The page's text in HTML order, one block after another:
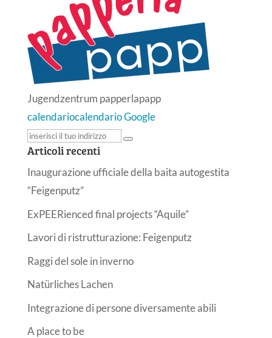
Jugendzentrum papperlapapp
calendariocalendario Google
Articoli recenti
Inaugurazione ufficiale della baita autogestita
“Feigenputz”
ExPEERienced final projects “Aquile”
Lavori di ristrutturazione: Feigenputz
Raggi del sole in inverno
Natürliches Lachen
Integrazione di persone diversamente abili
A place to be